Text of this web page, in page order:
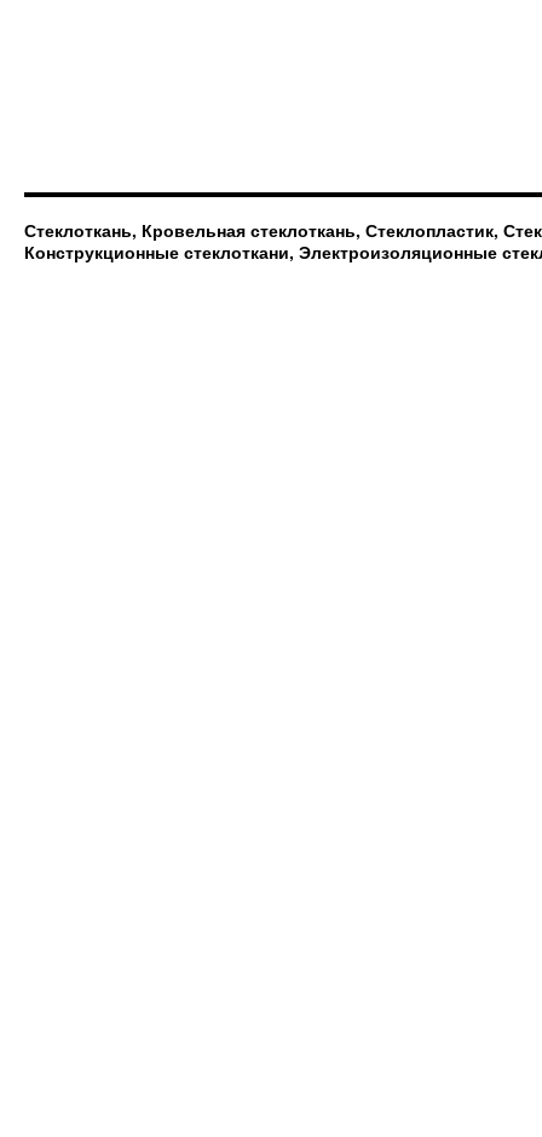
Стеклоткань, Кровельная стеклоткань, Стеклопластик,
Конструкционные стеклоткани, Электроизоляционные